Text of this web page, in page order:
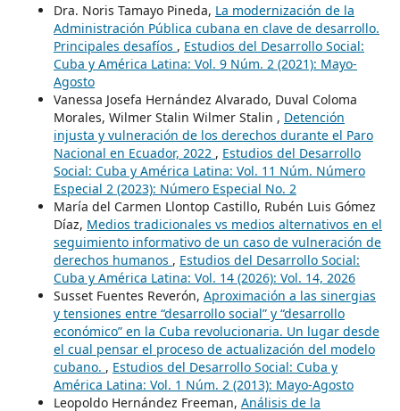
Dra. Noris Tamayo Pineda, La modernización de la
Administración Pública cubana en clave de desarrollo.
Principales desafíos , Estudios del Desarrollo Social:
Cuba y América Latina: Vol. 9 Núm. 2 (2021): Mayo-
Agosto
Vanessa Josefa Hernández Alvarado, Duval Coloma
Morales, Wilmer Stalin Wilmer Stalin , Detención
injusta y vulneración de los derechos durante el Paro
Nacional en Ecuador, 2022 , Estudios del Desarrollo
Social: Cuba y América Latina: Vol. 11 Núm. Número
Especial 2 (2023): Número Especial No. 2
María del Carmen Llontop Castillo, Rubén Luis Gómez
Díaz, Medios tradicionales vs medios alternativos en el
seguimiento informativo de un caso de vulneración de
derechos humanos , Estudios del Desarrollo Social:
Cuba y América Latina: Vol. 14 (2026): Vol. 14, 2026
Susset Fuentes Reverón, Aproximación a las sinergias
y tensiones entre “desarrollo social” y “desarrollo
económico” en la Cuba revolucionaria. Un lugar desde
el cual pensar el proceso de actualización del modelo
cubano. , Estudios del Desarrollo Social: Cuba y
América Latina: Vol. 1 Núm. 2 (2013): Mayo-Agosto
Leopoldo Hernández Freeman, Análisis de la